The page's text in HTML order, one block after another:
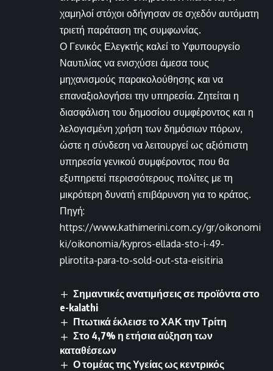
χαμηλοί στόχοι οδήγησαν σε σχεδόν αυτόματη
τριετή παράταση της συμφωνίας.
Ο Γενικός Ελεγκτής καλεί το Υφυπουργείο
Ναυτιλίας να ενισχύσει άμεσα τους
μηχανισμούς παρακολούθησης και να
επαναξιολογήσει την υπηρεσία. Ζητείται η
διασφάλιση του δημοσίου συμφέροντος και η
λελογισμένη χρήση των δημόσιων πόρων,
ώστε η σύνδεση να λειτουργεί ως αξιόπιστη
υπηρεσία γενικού συμφέροντος που θα
εξυπηρετεί περισσότερους πολίτες με τη
μικρότερη δυνατή επιβάρυνση για το κράτος.
Πηγή:
https://www.kathimerini.com.cy/gr/oikonomi
ki/oikonomia/kypros-ellada-sto-i-49-
plirotita-para-to-sold-out-sta-eisitiria
Σημαντικές ανατιμήσεις σε προϊόντα στο
e-kalathi
Πτωτικά έκλεισε το ΧΑΚ την Τρίτη
Στο 4,7% η ετήσια αύξηση των
καταθέσεων
Ο τομέας της Υγείας ως κεντρικός